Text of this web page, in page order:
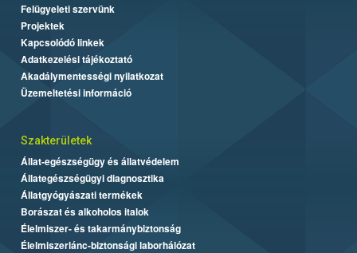
Felügyeleti szervünk
Projektek
Kapcsolódó linkek
Adatkezelési tájékoztató
Akadálymentességi nyilatkozat
Üzemeltetési információ
Szakterületek
Állat-egészségügy és állatvédelem
Állategészségügyi diagnosztika
Állatgyógyászati termékek
Borászat és alkoholos italok
Élelmiszer- és takarmánybiztonság
Élelmiszerlánc-biztonsági laborhálózat